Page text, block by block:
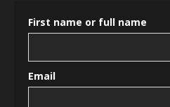
First name or full name
Email